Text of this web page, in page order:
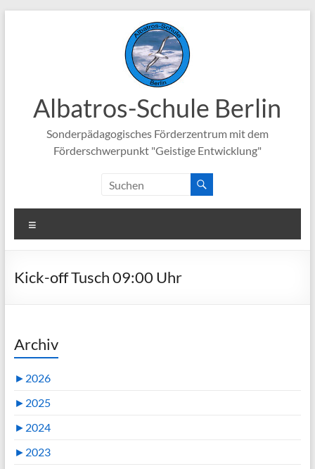
Albatros-Schule Berlin
Sonderpädagogisches Förderzentrum mit dem
Förderschwerpunkt "Geistige Entwicklung"
Kick-off Tusch 09:00 Uhr
Archiv
► 2026
► 2025
► 2024
► 2023